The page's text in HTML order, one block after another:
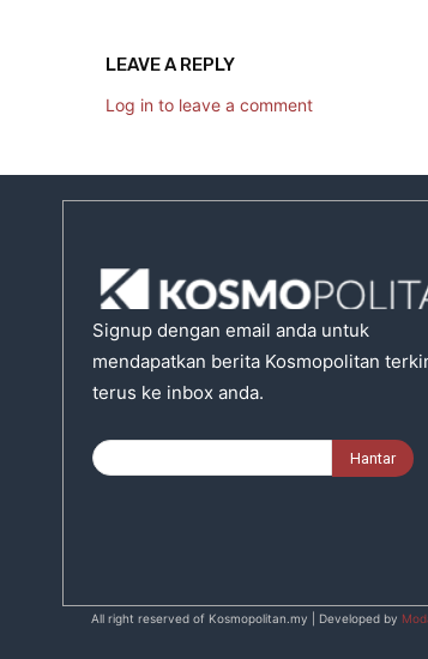
LEAVE A REPLY
Log in to leave a comment
Signup dengan email anda untuk
mendapatkan berita Kosmopolitan
terus ke inbox anda.
All right reserved of Kosmopolitan.my | Developed by